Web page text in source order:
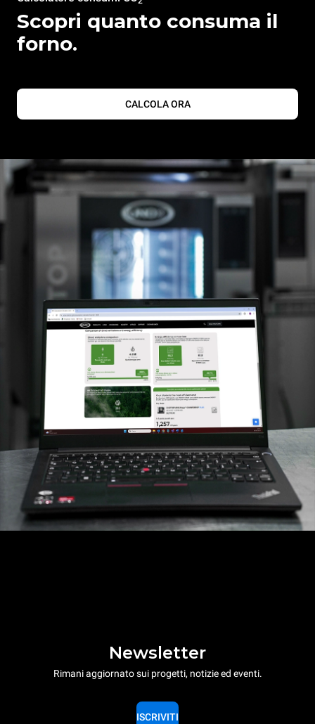
Scopri quanto consuma il
forno.
CALCOLA ORA
Newsletter
Rimani aggiornato sui progetti, notizie ed eventi.
ISCRIVITI